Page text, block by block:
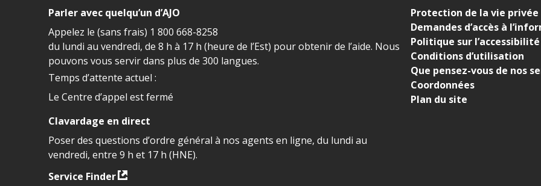
Parler avec quelqu’un d’AJO
Appelez le (sans frais) 1 800 668-8258
du lundi au vendredi, de 8 h à 17 h (heure de l’Est) pour obtenir de l’aide. Nous
pouvons vous servir dans plus de 300 langues.
Temps d’attente actuel :
Le Centre d’appel est fermé
Clavardage en direct
Poser des questions d’ordre général à nos agents en ligne, du lundi au
vendredi, entre 9 h et 17 h (HNE).
Service Finder
Protection de la vie privée
Demandes d’accès à
Politique sur l’accessibilité
Conditions d’utilisation
Que pensez-vous de nos
Coordonnées
Plan du site